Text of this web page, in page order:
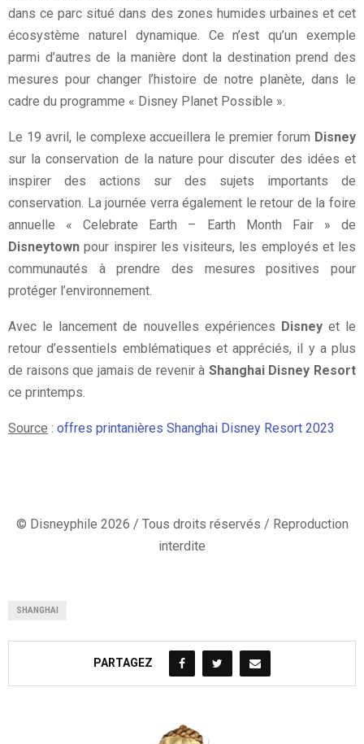
dans ce parc situé dans des zones humides urbaines et cet
écosystème naturel dynamique. Ce n’est qu’un exemple
parmi d’autres de la manière dont la destination prend des
mesures pour changer l’histoire de notre planète, dans le
cadre du programme « Disney Planet Possible ».
Le 19 avril, le complexe accueillera le premier forum Disney
sur la conservation de la nature pour discuter des idées et
inspirer des actions sur des sujets importants de
conservation. La journée verra également le retour de la foire
annuelle « Celebrate Earth – Earth Month Fair » de
Disneytown pour inspirer les visiteurs, les employés et les
communautés à prendre des mesures positives pour
protéger l’environnement.
Avec le lancement de nouvelles expériences Disneyet le
retour d’essentiels emblématiques et appréciés, il y a plus
de raisons que jamais de revenir à Shanghai Disney Resort
ce printemps.
Source : offres printanières Shanghai Disney Resort 2023
© Disneyphile 2026 / Tous droits réservés / Reproduction
interdite
SHANGHAI
PARTAGEZ